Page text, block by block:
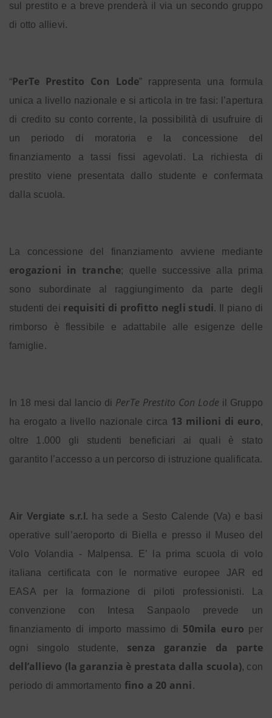
sul prestito e a breve prenderà il via un secondo gruppo
di otto allievi.
“PerTe Prestito Con Lode” rappresenta una formula
unica a livello nazionale e si articola in tre fasi: l’apertura
di credito su conto corrente, la possibilità di usufruire di
un periodo di moratoria e la concessione del
finanziamento a tassi fissi agevolati. La richiesta di
prestito viene presentata dallo studente e confermata
dalla scuola.
La concessione del finanziamento avviene mediante
erogazioni in tranche; quelle successive alla prima
sono subordinate al raggiungimento da parte degli
studenti dei requisiti di profitto negli studi. Il piano di
rimborso è flessibile e adattabile alle esigenze delle
famiglie.
In 18 mesi dal lancio di PerTe Prestito Con Lode il Gruppo
ha erogato a livello nazionale circa 13 milioni di euro,
oltre 1.000 gli studenti beneficiari ai quali è stato
garantito l’accesso a un percorso di istruzione qualificata.
Air Vergiate s.r.l.
ha sede a Sesto Calende (Va) e basi
operative sull’aeroporto di Biella e presso il Museo del
Volo Volandia - Malpensa. E’ la prima scuola di volo
italiana certificata con le normative europee JAR ed
EASA per la formazione di piloti professionisti. La
convenzione con Intesa Sanpaolo prevede un
finanziamento di importo massimo di 50mila euro per
ogni singolo studente, senza garanzie da parte
dell’allievo (la garanzia è prestata dalla scuola), con
periodo di ammortamento fino a 20 anni .